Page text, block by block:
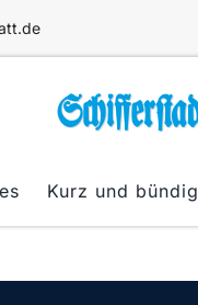
Kurz und bündig